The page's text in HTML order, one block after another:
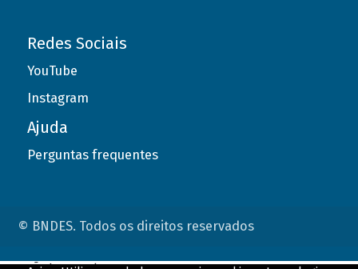
Redes Sociais
YouTube
Instagram
Ajuda
Perguntas frequentes
© BNDES. Todos os direitos reservados